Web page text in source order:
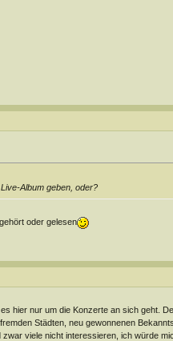
Album geben, oder?
oder gelesen
hier nur um die Konzerte an sich geht.
Städten, neu gewonnenen
viele nicht interessieren, ich würde